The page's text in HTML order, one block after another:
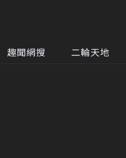
趣聞網搜 二輪天地